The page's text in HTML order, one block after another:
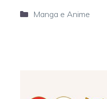
Categorie
Manga e Anime